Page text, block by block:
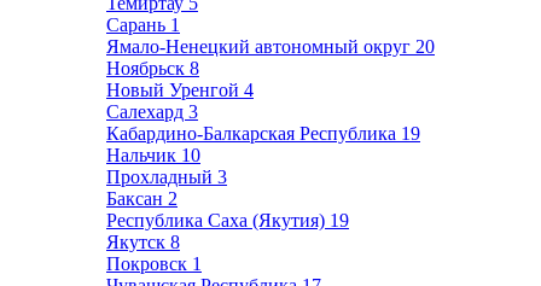
Сарань 1
Ямало-Ненецкий автономный округ 20
Ноябрьск 8
Новый Уренгой 4
Салехард 3
Кабардино-Балкарская Республика 19
Нальчик 10
Прохладный 3
Баксан 2
Республика Саха (Якутия) 19
Якутск 8
Покровск 1